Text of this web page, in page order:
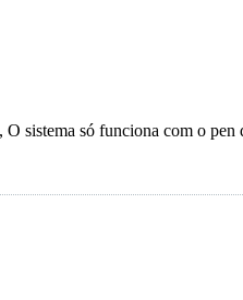
sistema só funciona com o pen